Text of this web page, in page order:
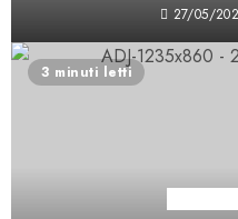
27/05/
3 minuti letti